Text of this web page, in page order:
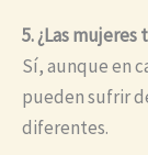
5. ¿Las
Sí, aunque en
pueden sufrir
diferentes.